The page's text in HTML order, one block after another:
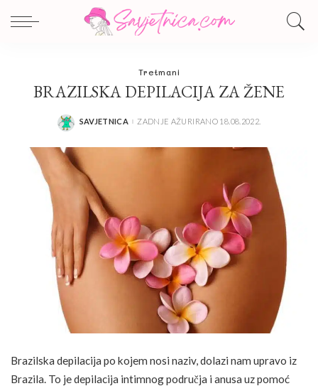
Tretmani
BRAZILSKA DEPILACIJA ZA ŽENE
POSTED
SAVJETNICA ZADNJE AŽURIRANO 18.08.2022.
Brazilska depilacija po kojem nosi naziv, dolazi nam upravo iz
Brazila. To je depilacija intimnog područja i anusa uz pomoć